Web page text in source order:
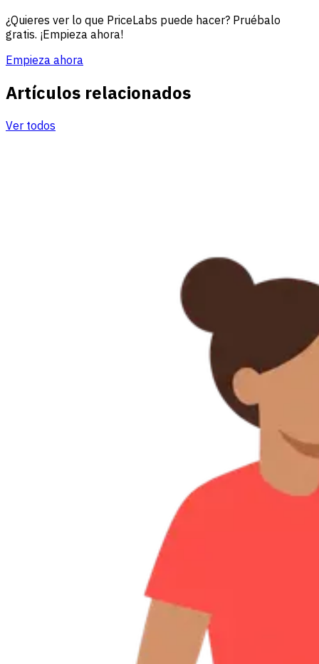
¿Quieres ver lo que PriceLabs puede hacer? Pruébalo
gratis. ¡Empieza ahora!
Empieza ahora
Artículos relacionados
Ver todos